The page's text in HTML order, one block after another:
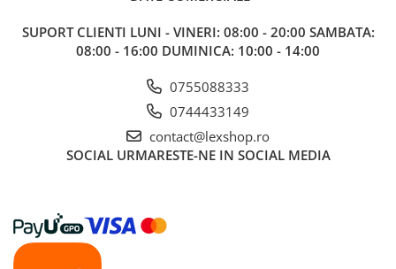
SUPORT CLIENTI LUNI - VINERI: 08:00 - 20:00 SAMBATA:
08:00 - 16:00 DUMINICA: 10:00 - 14:00
0755088333
0744433149
contact@lexshop.ro
SOCIAL URMARESTE-NE IN SOCIAL MEDIA